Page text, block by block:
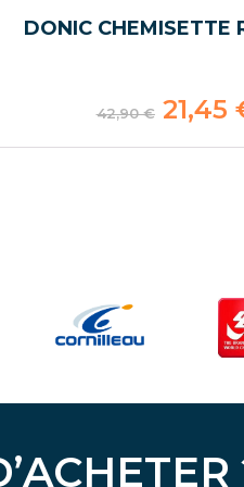
DONIC CHEMISETTE
42,90€ Le
prix
était :
21,45